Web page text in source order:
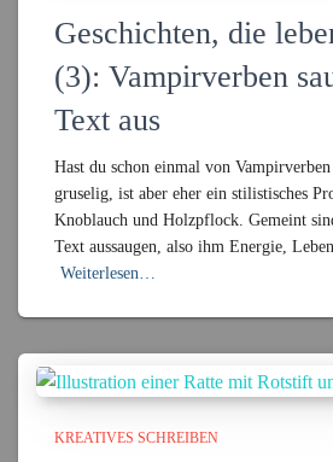
Geschichten, die
(3): Vampirverben
Text aus
Hast du schon einmal von
gruselig, ist aber eher ein stilistisches
Knoblauch und Holzpflock. Gemeint
Text aussaugen, also ihm Energie,
Weiterlesen…
KREATIVES SCHREIBEN